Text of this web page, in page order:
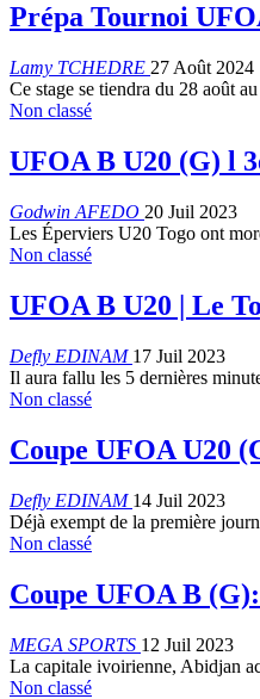
Prépa Tournoi
Lamy TCHEDRE 27 Août 2024
Ce stage se tiendra du 28 août
Non classé
UFOA B U20 (G) l
Godwin AFEDO 20 Juil 2023
Les Éperviers U20 Togo ont
Non classé
UFOA B U20 | Le
Defly EDINAM 17 Juil 2023
Il aura fallu les 5 dernières
Non classé
Coupe UFOA U20
Defly EDINAM 14 Juil 2023
Déjà exempt de la première
Non classé
Coupe UFOA B
MEGA SPORTS 12 Juil 2023
La capitale ivoirienne, Abidjan
Non classé